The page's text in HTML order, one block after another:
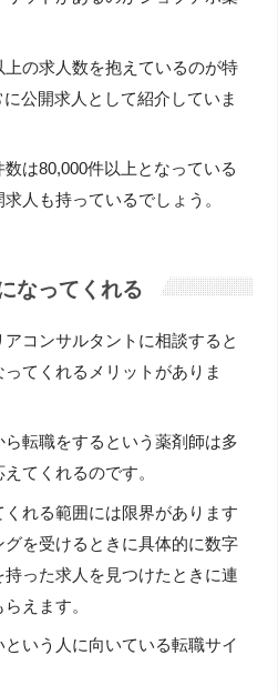
の求人数を抱えているのが特
公開求人として紹介していま
は80,000件以上となっている
人も持っているでしょう。
なってくれる
コンサルタントに相談すると
てくれるメリットがありま
転職をするという薬剤師は多
てくれるのです。
れる範囲には限界があります
を受けるときに具体的に数字
った求人を見つけたときに連
えます。
いう人に向いている転職サイ